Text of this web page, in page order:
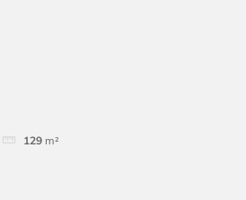
129 m²